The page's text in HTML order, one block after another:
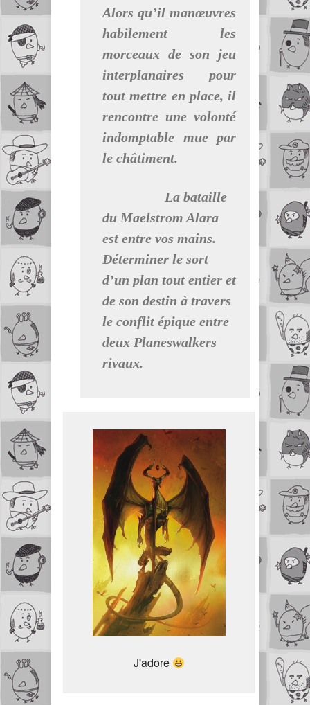
Alors qu’il manœuvres
habilement les
morceaux de son jeu
interplanaires pour
tout mettre en place, il
rencontre une volonté
indomptable mue par
le châtiment.
La bataille
du Maelstrom Alara
est entre vos mains.
Déterminer le sort
d’un plan tout entier et
de son destin à travers
le conflit épique entre
deux Planeswalkers
rivaux.
J'adore